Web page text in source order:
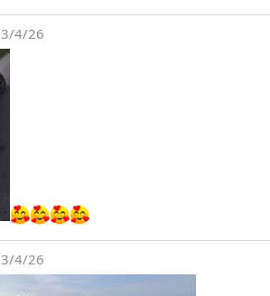
r
r
r
i
3/4/26
3/4/26